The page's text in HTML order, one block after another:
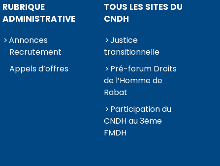
RUBRIQUE
ADMINISTRATIVE
Annonces
Recrutement
Appels d’offres
TOUS LES SITES DU
CNDH
Justice
transitionnelle
Pré-forum Droits
de l’Homme de
Rabat
Participation du
CNDH au 3ème
FMDH